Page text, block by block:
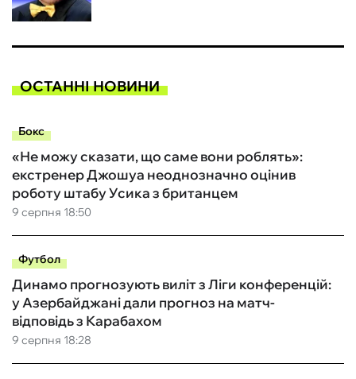
ОСТАННІ НОВИНИ
Бокс
9 серпня 18:50
«Не можу сказати, що саме вони роблять»:
екстренер Джошуа неоднозначно оцінив
роботу штабу Усика з британцем
Футбол
9 серпня 18:28
Динамо прогнозують виліт з Ліги конференцій:
у Азербайджані дали прогноз на матч-
відповідь з Карабахом